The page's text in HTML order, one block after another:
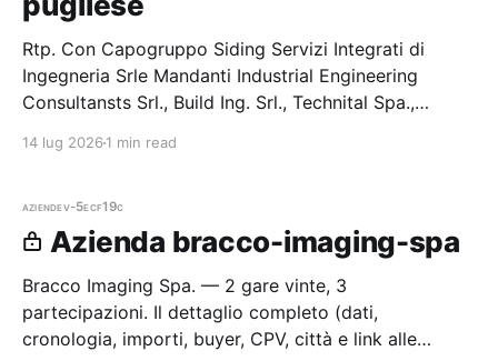
Rtp. Con Capogruppo Siding Servizi Integrati di
Ingegneria Srle Mandanti Industrial Engineering
Consultansts Srl., Build Ing. Srl., Technital Spa.,
vinte, 1 partecipazio
14 lug 2026 1 min read
aziendev-5ecf19c
Azienda bracco-imaging-spa
Bracco Imaging Spa. — 2 gare vinte, 3
partecipazioni. Il dettaglio completo (dati,
cronologia, importi, buyer, CPV, città e link alle